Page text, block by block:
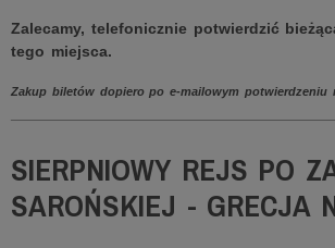
Zalecamy, telefonicznie potwierdzić
tego miejsca.
Zakup biletów dopiero po e-mailowym potwierdzeniu
SIERPNIOWY REJS PO
SAROŃSKIEJ - GRECJA